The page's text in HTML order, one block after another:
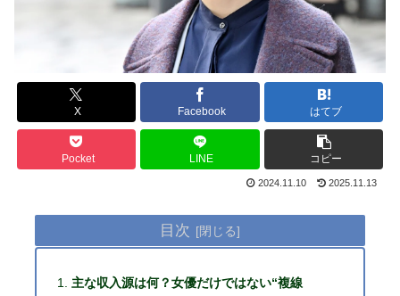
X Facebook はてブ
Pocket LINE コピー
2024.11.10 2025.11.13
目次
主な収入源は何？女優だけではない“複線